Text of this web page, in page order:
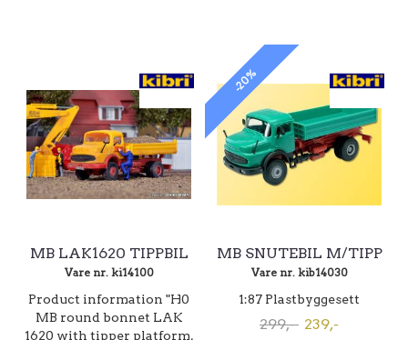
MB LAK1620 TIPPBIL
Vare nr. ki14100
Product information "H0
MB round bonnet LAK
1620 with tipper platform,
-20%
MB SNUTEBIL M/TIPP
Vare nr. kib14030
1:87 Plastbyggesett
299,- 239,-